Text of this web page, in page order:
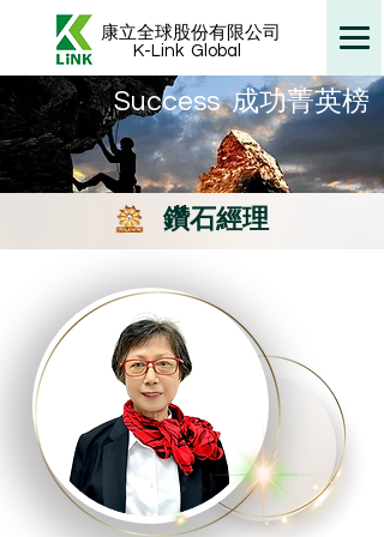
康立全球股份有限公司
K-Link Global
​Success 成功菁英榜
鑽石經理